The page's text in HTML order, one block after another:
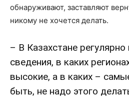
обнаруживают, заставляют
никому не хочется делать.
– В Казахстане регулярно
сведения, в каких
высокие, а в каких –
быть, не надо этого